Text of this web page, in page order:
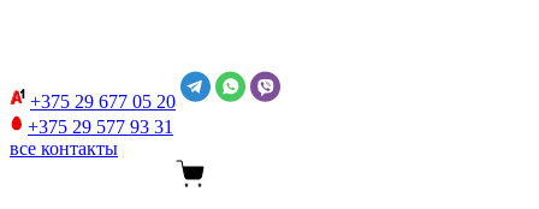
+375 29 677 05 20
+375 29 577 93 31
все контакты